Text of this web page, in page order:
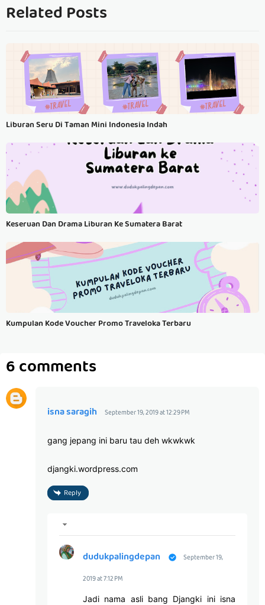
Related Posts
Liburan Seru Di Taman Mini Indonesia Indah
Keseruan Dan Drama Liburan Ke Sumatera Barat
Kumpulan Kode Voucher Promo Traveloka Terbaru
6 comments
isna saragih September 19, 2019 at 12:29 PM
gang jepang ini baru tau deh wkwkwk
djangki.wordpress.com
Reply
dudukpalingdepan
September 19,
2019 at 7:12 PM
Jadi nama asli bang Djangki ini isna